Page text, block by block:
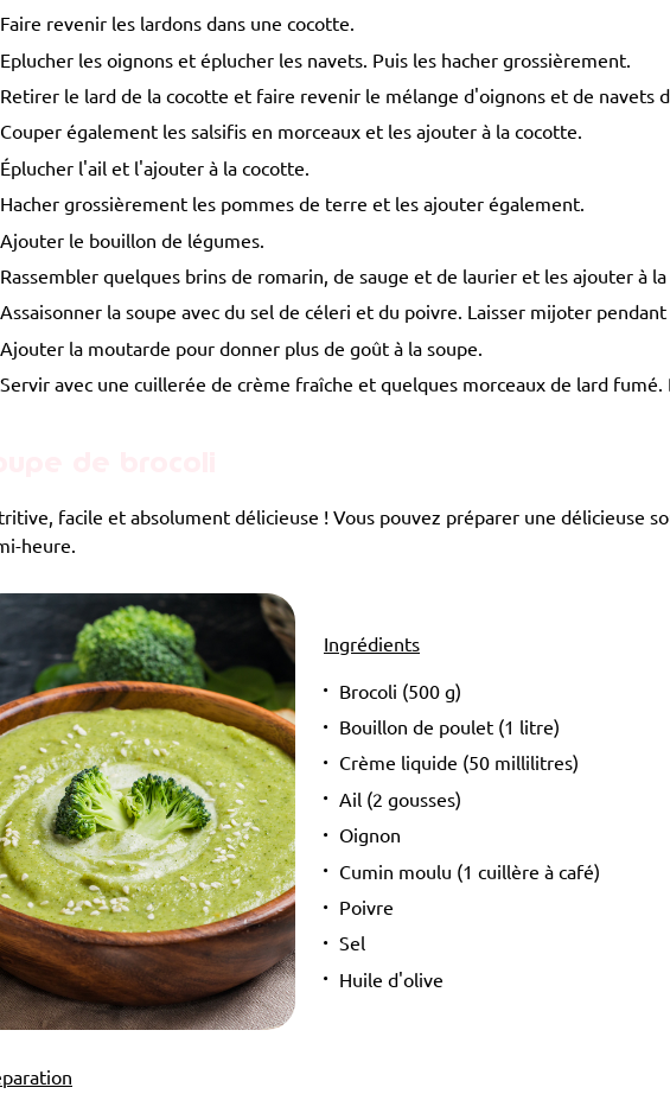
Faire revenir les lardons dans une cocotte.
Eplucher les oignons et éplucher les navets. Puis les hacher grossièrement.
Retirer le lard de la cocotte et faire revenir le mélange d'oignons et de navets
Couper également les salsifis en morceaux et les ajouter à la cocotte.
Éplucher l'ail et l'ajouter à la cocotte.
Hacher grossièrement les pommes de terre et les ajouter également.
Ajouter le bouillon de légumes.
Rassembler quelques brins de romarin, de sauge et de laurier et les ajouter à la
Assaisonner la soupe avec du sel de céleri et du poivre. Laisser mijoter
Ajouter la moutarde pour donner plus de goût à la soupe.
Servir avec une cuillerée de crème fraîche et quelques morceaux de lard fumé.
facile et absolument délicieuse ! Vous pouvez préparer une délicieuse
heure.
Ingrédients
Brocoli (500 g)
Bouillon de poulet (1 litre)
Crème liquide (50 millilitres)
Ail (2 gousses)
Oignon
Cumin moulu (1 cuillère à café)
Poivre
Sel
Huile d'olive